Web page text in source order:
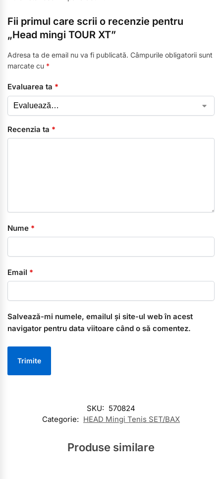
Fii primul care scrii o recenzie pentru
„Head mingi TOUR XT”
Adresa ta de email nu va fi publicată. Câmpurile obligatorii sunt
marcate cu *
Evaluarea ta *
Recenzia ta *
Nume *
Email *
Salvează-mi numele, emailul și site-ul web în acest
navigator pentru data viitoare când o să comentez.
SKU: 570824
Categorie: HEAD Mingi Tenis SET/BAX
Produse similare